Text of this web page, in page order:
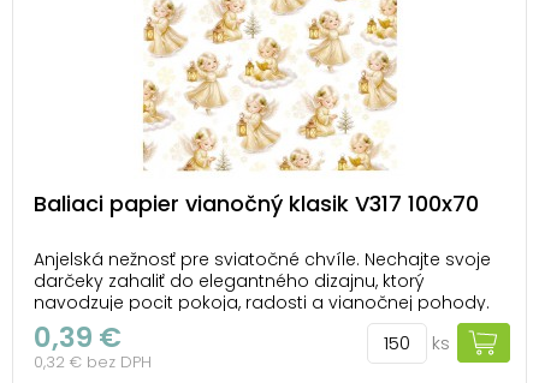
Baliaci papier vianočný klasik V317 100x70
Anjelská nežnosť pre sviatočné chvíle. Nechajte svoje
darčeky zahaliť do elegantného dizajnu, ktorý
navodzuje pocit pokoja, radosti a vianočnej pohody.
Anjelici s lampášikmi dodávajú každému darčeku
výnimočný a slávnostný vzhľad. Tento vianočný
baliaci papier s anjelikmi krásne doplní darčeky pre...
0,39 €
0,32 € bez DPH
ks